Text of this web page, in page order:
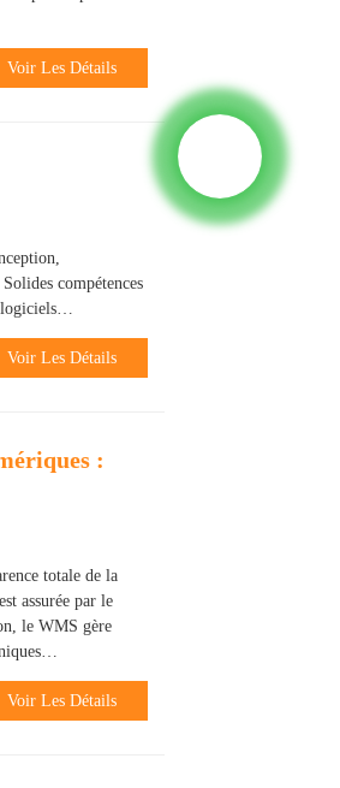
Voir Les Détails
compétences
Voir Les Détails
:
totale de la
assurée par le
le WMS gère
Voir Les Détails